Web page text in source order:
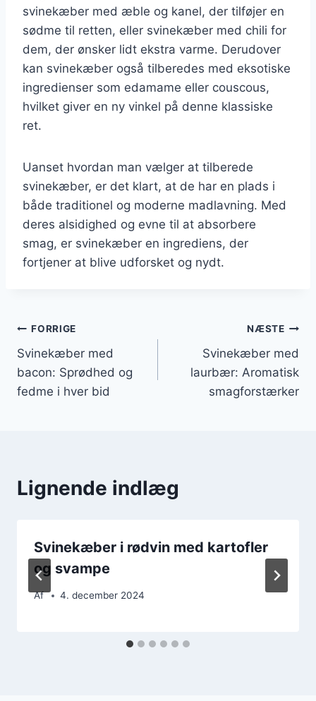
svinekæber med æble og kanel, der tilføjer en
sødme til retten, eller svinekæber med chili for
dem, der ønsker lidt ekstra varme. Derudover
kan svinekæber også tilberedes med eksotiske
ingredienser som edamame eller couscous,
hvilket giver en ny vinkel på denne klassiske
ret.
Uanset hvordan man vælger at tilberede
svinekæber, er det klart, at de har en plads i
både traditionel og moderne madlavning. Med
deres alsidighed og evne til at absorbere
smag, er svinekæber en ingrediens, der
fortjener at blive udforsket og nydt.
Indlægsnavigation
FORRIGE
Svinekæber med
bacon: Sprødhed og
fedme i hver bid
NÆSTE
Svinekæber med
laurbær: Aromatisk
smagforstærker
Lignende indlæg
Svinekæber i rødvin med kartofler
og svampe
Af 4. december 2024